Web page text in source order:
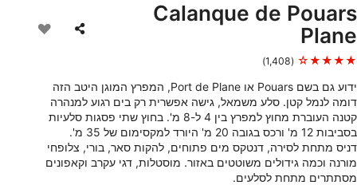
Calanque de Pouars
Plane
★★★★☆
(1,408)
ידוע גם בשם Pouars או Port de Plane, המפרץ המוגן היטב הזה
דומה לנמל קטן. סלע משמאל, גישה אפשרית רק בים רגוע למנהרה
קטנה העוברת מחוץ למפרץ בין 4 ל-8 מ'. בחוץ שתי פסגות סלעיות
בסביבות 12 מ' ורכס בגובה 20 מ' היורד למקסימום של 35 מ'.
דניס מתחת לסירה, דנטקס מים פתוחים, להקות סאר, בורי, צלופחי
מורנה וכמה גידולים משוטטים באזור. מוסטלות, דגי עקרב וקאפונים
מסתתרים מתחת לסלעים.